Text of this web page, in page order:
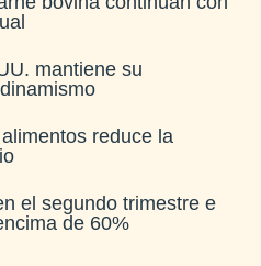
mantiene su
reduce la
el segundo trimestre e
de 60%